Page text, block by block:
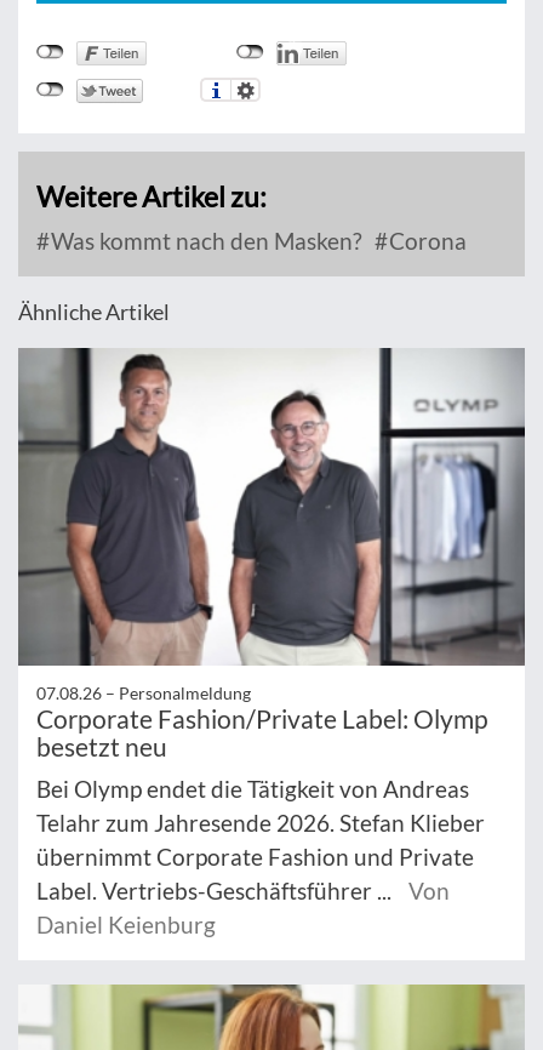
Weitere Artikel zu:
Was kommt nach den Masken? Corona
Ähnliche Artikel
07.08.26 – Personalmeldung
Corporate Fashion/Private Label: Olymp
besetzt neu
Bei Olymp endet die Tätigkeit von Andreas
Telahr zum Jahresende 2026. Stefan Klieber
übernimmt Corporate Fashion und Private
Label. Vertriebs-Geschäftsführer ...
Von
Daniel Keienburg